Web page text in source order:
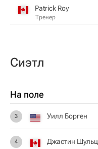
Patrick Roy
Тренер
Сиэтл
На поле
3 Уилл Борген
4 Джастин Шульц